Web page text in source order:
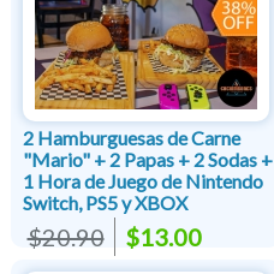
2 Hamburguesas de Carne
"Mario" + 2 Papas + 2 Sodas +
1 Hora de Juego de Nintendo
Switch, PS5 y XBOX
$20.90 $13.00